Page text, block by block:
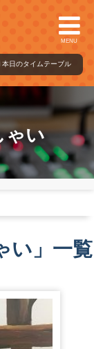
MENU
本日のタイ ムテーブル
ゃい
い 」 一覧